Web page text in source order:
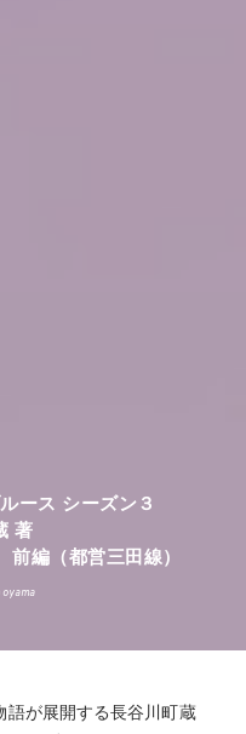
ース シーズン３
著
編（都営三田線）
oyama
語が展開する長谷川町蔵